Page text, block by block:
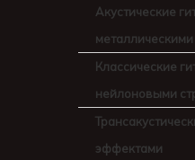
Акустические
Классические
нейлоновыми
эффектами